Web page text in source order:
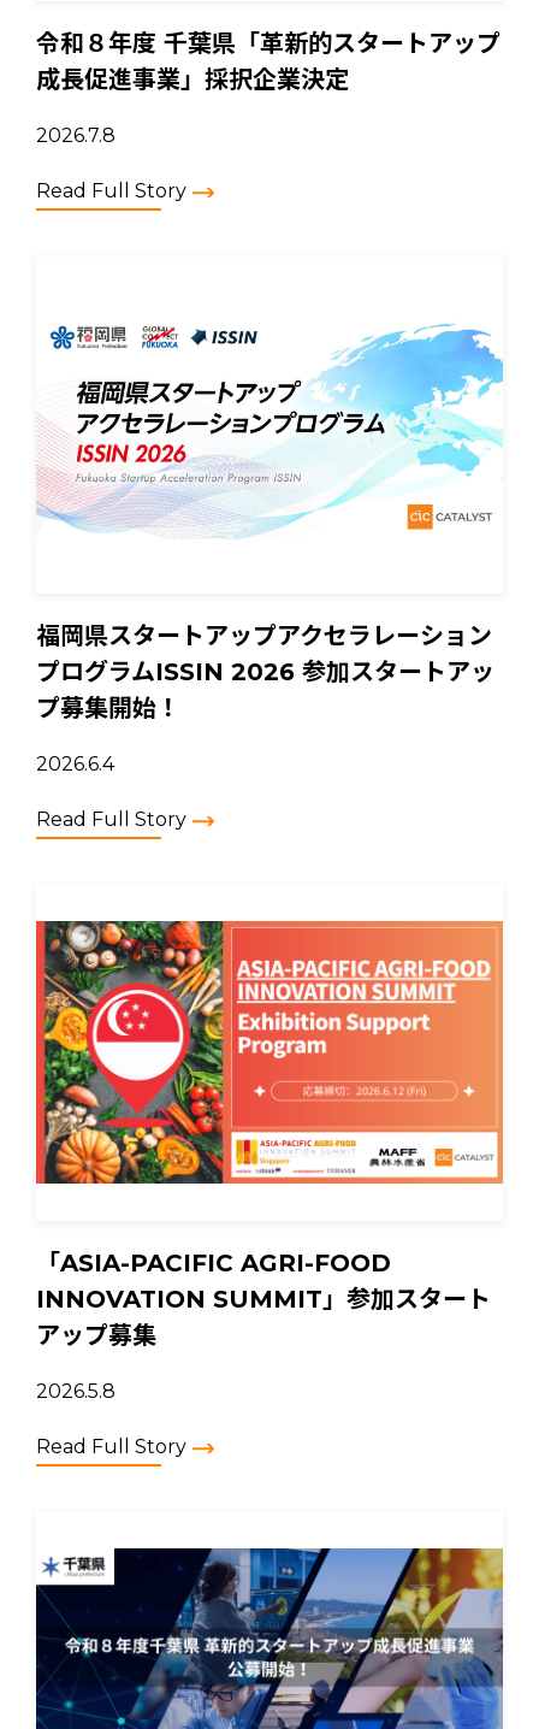
令和８年度 千葉県「革新的スタートアップ
成長促進事業」採択企業決定
2026.7.8
Read Full Story
福岡県スタートアップアクセラレーション
プログラムISSIN 2026 参加スタートアッ
プ募集開始！
2026.6.4
Read Full Story
「ASIA-PACIFIC AGRI-FOOD
INNOVATION SUMMIT」参加スタート
アップ募集
2026.5.8
Read Full Story